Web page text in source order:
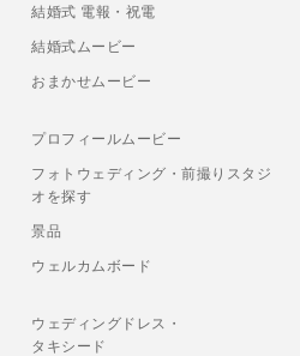
結婚式 電報・祝電
結婚式ムービー
おまかせムービー
プロフィールムービー
フォトウェディング・前撮りスタジ
オを探す
景品
ウェルカムボード
ウェディングドレス・
タキシード